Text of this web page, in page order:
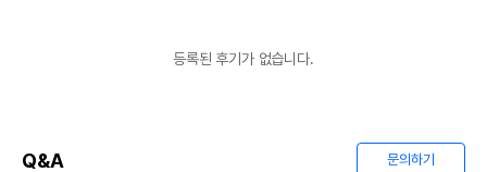
등록된 후기가 없습니다.
Q&A 문의하기